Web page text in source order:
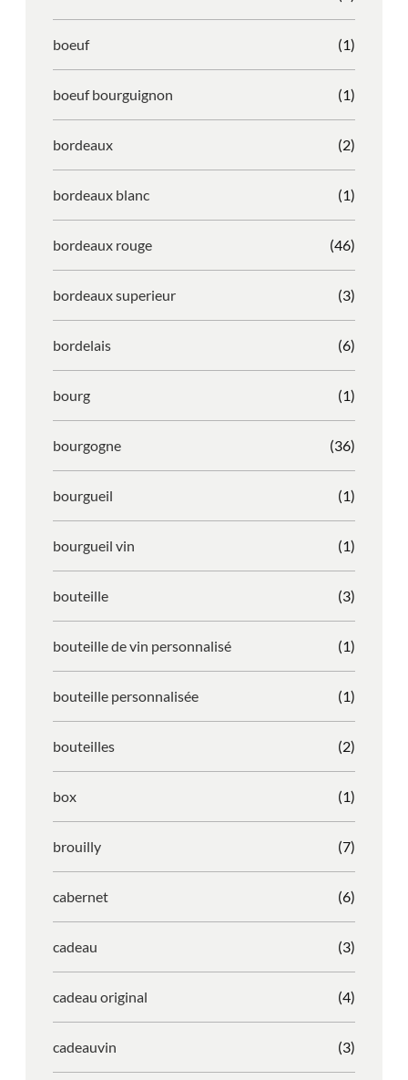
boeuf (1)
boeuf bourguignon (1)
bordeaux (2)
bordeaux blanc (1)
bordeaux rouge (46)
bordeaux superieur (3)
bordelais (6)
bourg (1)
bourgogne (36)
bourgueil (1)
bourgueil vin (1)
bouteille (3)
bouteille de vin personnalisé (1)
bouteille personnalisée (1)
bouteilles (2)
box (1)
brouilly (7)
cabernet (6)
cadeau (3)
cadeau original (4)
cadeauvin (3)